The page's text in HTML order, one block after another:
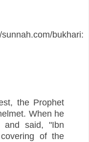
bukhari:
the Prophet
When he
said, "Ibn
of the